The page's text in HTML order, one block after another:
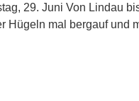
29. Juni Von Lindau
Hügeln mal bergauf und